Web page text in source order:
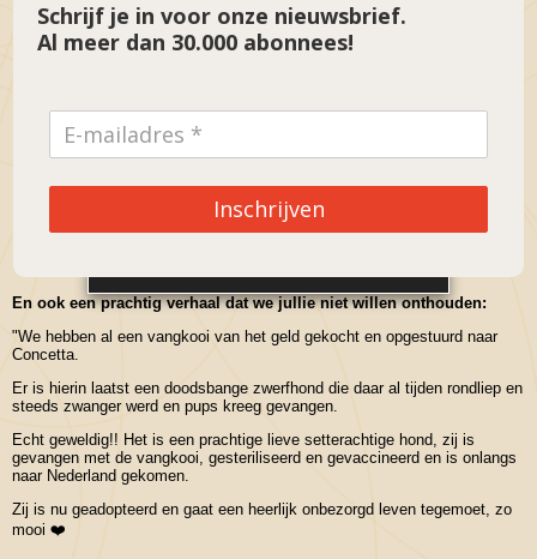
En ook een prachtig verhaal dat we jullie niet willen onthouden:
"We hebben al een vangkooi van het geld gekocht en opgestuurd naar
Concetta.
Er is hierin laatst een doodsbange zwerfhond die daar al tijden rondliep en
steeds zwanger werd en pups kreeg gevangen.
Echt geweldig!! Het is een prachtige lieve setterachtige hond, zij is
gevangen met de vangkooi, gesteriliseerd en gevaccineerd en is onlangs
naar Nederland gekomen.
Zij is nu geadopteerd en gaat een heerlijk onbezorgd leven tegemoet, zo
mooi ❤️
Schrijf je in voor onze nieuwsbrief.
Al meer dan 30.000 abonnees!
Inschrijven